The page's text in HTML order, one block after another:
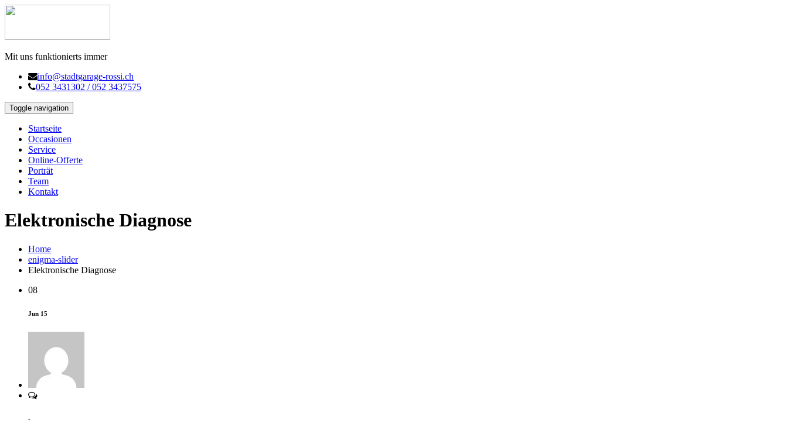
Mit uns funktionierts immer
info@stadtgarage-rossi.ch
052 3431302 / 052 3437575
Toggle navigation
Startseite
Occasionen
Service
Online-Offerte
Porträt
Team
Kontakt
Elektronische Diagnose
Home
enigma-slider
Elektronische Diagnose
08
Jun 15
-